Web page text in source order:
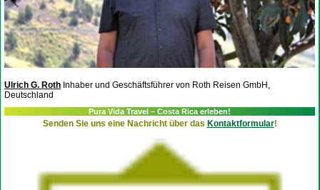
Ulrich G. Roth Inhaber und Geschäftsführer von Roth Reisen GmbH,
Deutschland
Pura Vida Travel – Costa Rica erleben!
Senden Sie uns eine Nachricht über das Kontaktformular!